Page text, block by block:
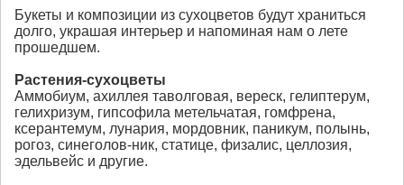
Букеты и композиции из сухоцветов будут храниться
долго, украшая интерьер и напоминая нам о лете
прошедшем.
Растения-сухоцветы
Аммобиум, ахиллея таволговая, вереск, гелиптерум,
гелихризум, гипсофила метельчатая, гомфрена,
ксерантемум, лунария, мордовник, паникум, полынь,
рогоз, синеголов-ник, статице, физалис, целлозия,
эдельвейс и другие.